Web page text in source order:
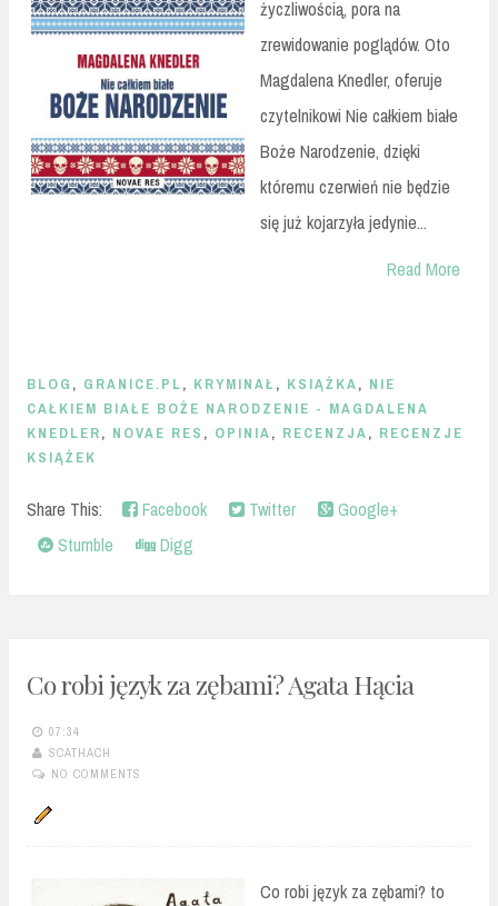
życzliwością, pora na
zrewidowanie poglądów. Oto
Magdalena Knedler, oferuje
czytelnikowi Nie całkiem białe
Boże Narodzenie, dzięki
któremu czerwień nie będzie
się już kojarzyła jedynie...
Read More
BLOG , GRANICE.PL, KRYMINAŁ, KSIĄŻKA, NIE
CAŁKIEM BIAŁE BOŻE NARODZENIE - MAGDALENA
KNEDLER, NOVAE RES , OPINIA, RECENZJA, RECENZJE
KSIĄŻEK
Share This: Facebook Twitter
Google+
Stumble
Digg
Co robi język za zębami? Agata Hącia
07:34
SCATHACH
NO COMMENTS
Co robi język za zębami? to